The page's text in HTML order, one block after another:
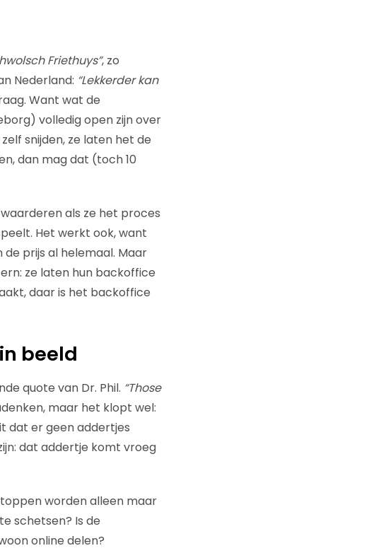
Friethuys”, zo
Nederland: “Lekkerder kan
Want wat de
volledig open zijn over
snijden, ze laten het de
dan mag dat (toch 10
als ze het proces
Het werkt ook, want
prijs al helemaal. Maar
ze laten hun backoffice
daar is het backoffice
beeld
quote van Dr. Phil. “Those
maar het klopt wel:
dat er geen addertjes
dat addertje komt vroeg
worden alleen maar
schetsen? Is de
online delen?